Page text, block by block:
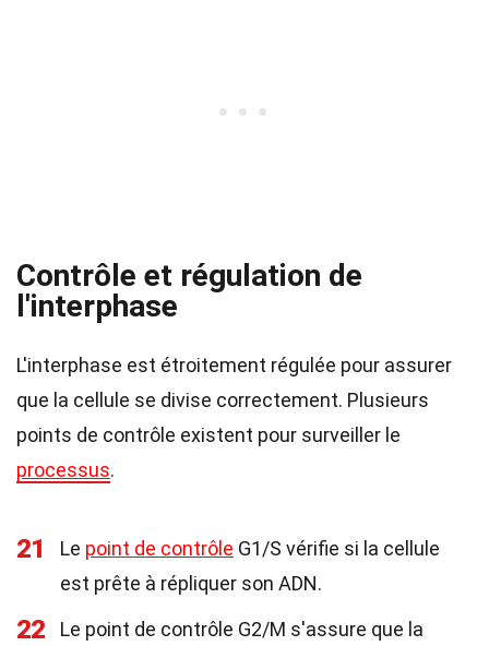
Contrôle et régulation de
l'interphase
L'interphase est étroitement régulée pour assurer
que la cellule se divise correctement. Plusieurs
points de contrôle existent pour surveiller le
processus.
21 Le point de contrôle G1/S vérifie si la cellule
est prête à répliquer son ADN.
22
Le point de contrôle G2/M s'assure que la